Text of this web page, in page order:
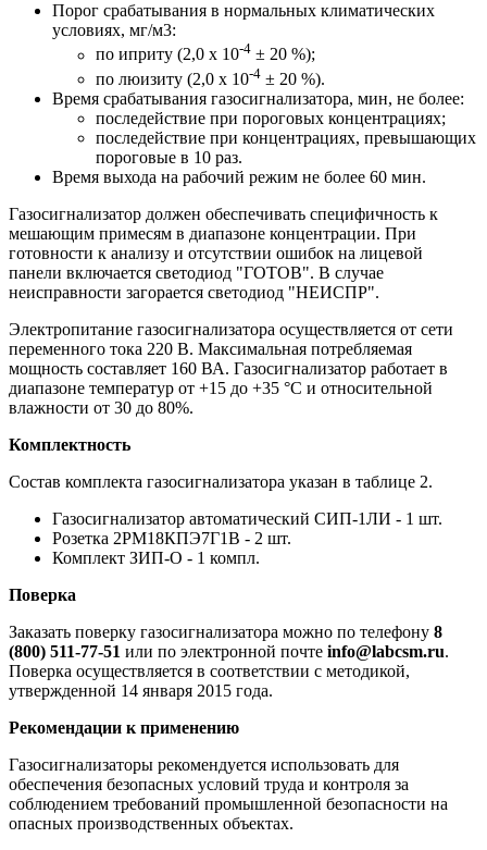
Порог срабатывания в нормальных климатических
условиях, мг/м3:
по иприту (2,0 x 10-4 ± 20 %);
по люизиту (2,0 x 10-4 ± 20 %).
Время срабатывания газосигнализатора, мин, не более:
последействие при пороговых концентрациях;
последействие при концентрациях, превышающих
пороговые в 10 раз.
Время выхода на рабочий режим не более 60 мин.
Газосигнализатор должен обеспечивать специфичность к
мешающим примесям в диапазоне концентрации. При
готовности к анализу и отсутствии ошибок на лицевой
панели включается светодиод "ГОТОВ". В случае
неисправности загорается светодиод "НЕИСПР".
Электропитание газосигнализатора осуществляется от сети
переменного тока 220 В. Максимальная потребляемая
мощность составляет 160 ВА. Газосигнализатор работает в
диапазоне температур от +15 до +35 °C и относительной
влажности от 30 до 80%.
Комплектность
Состав комплекта газосигнализатора указан в таблице 2.
Газосигнализатор автоматический СИП-1ЛИ - 1 шт.
Розетка 2РМ18КПЭ7Г1В - 2 шт.
Комплект ЗИП-О - 1 компл.
Поверка
Заказать поверку газосигнализатора можно по телефону 8
(800) 511-77-51 или по электронной почте info@labcsm.ru.
Поверка осуществляется в соответствии с методикой,
утвержденной 14 января 2015 года.
Рекомендации к применению
Газосигнализаторы рекомендуется использовать для
обеспечения безопасных условий труда и контроля за
соблюдением требований промышленной безопасности на
опасных производственных объектах.